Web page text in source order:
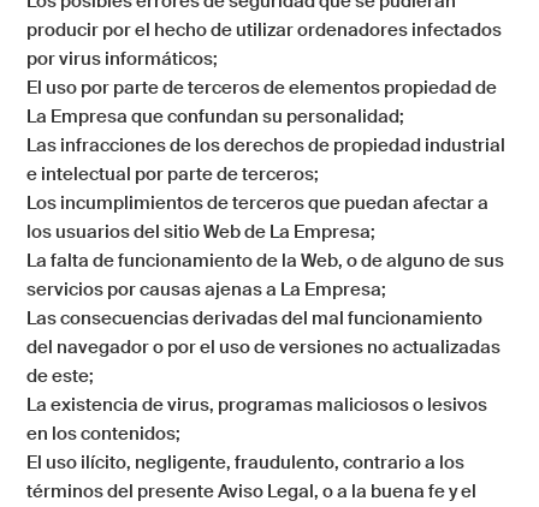
producir por el hecho de utilizar ordenadores infectados
por virus informáticos;
El uso por parte de terceros de elementos propiedad de
La Empresa que confundan su personalidad;
Las infracciones de los derechos de propiedad industrial
e intelectual por parte de terceros;
Los incumplimientos de terceros que puedan afectar a
los usuarios del sitio Web de La Empresa;
La falta de funcionamiento de la Web, o de alguno de sus
servicios por causas ajenas a La Empresa;
Las consecuencias derivadas del mal funcionamiento
del navegador o por el uso de versiones no actualizadas
de este;
La existencia de virus, programas maliciosos o lesivos
en los contenidos;
El uso ilícito, negligente, fraudulento, contrario a los
términos del presente Aviso Legal, o a la buena fe y el